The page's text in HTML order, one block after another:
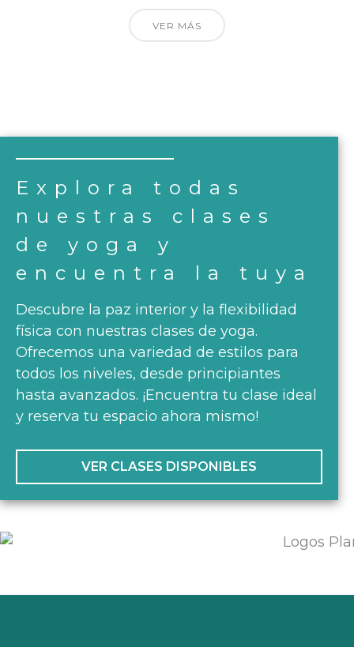
VER MÁS
Explora todas
nuestras clases
de yoga y
encuentra la tuya
Descubre la paz interior y la flexibilidad
física con nuestras clases de yoga.
Ofrecemos una variedad de estilos para
todos los niveles, desde principiantes
hasta avanzados. ¡Encuentra tu clase ideal
y reserva tu espacio ahora mismo!
VER CLASES DISPONIBLES